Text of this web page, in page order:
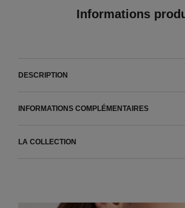
Informations
DESCRIPTION
INFORMATIONS COMPLÉMENTAIRES
LA COLLECTION